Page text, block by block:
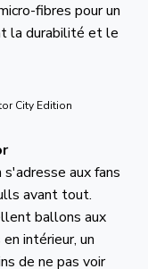
fibres pour un
la durabilité et le
aux fans
avant tout.
ballons aux
intérieur, un
de ne pas voir